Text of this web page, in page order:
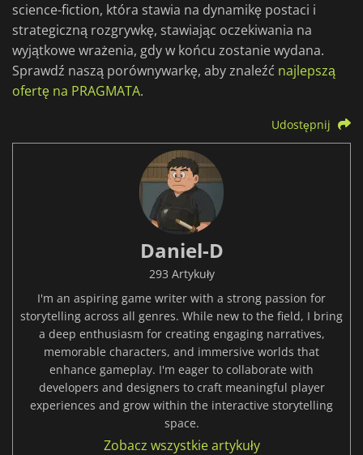
science-fiction, która stawia na dynamikę postaci i
strategiczną rozgrywkę, stawiając oczekiwania na
wyjątkowe wrażenia, gdy w końcu zostanie wydana.
Sprawdź naszą porównywarkę, aby znaleźć najlepszą
ofertę na PRAGMATA.
Udostępnij
Daniel-D
293 Artykuły
I'm an aspiring game writer with a strong passion for
storytelling across all genres. While new to the field, I bring
a deep enthusiasm for creating engaging narratives,
memorable characters, and immersive worlds that
enhance gameplay. I'm eager to collaborate with
developers and designers to craft meaningful player
experiences and grow within the interactive storytelling
space.
Zobacz wszystkie artykuły